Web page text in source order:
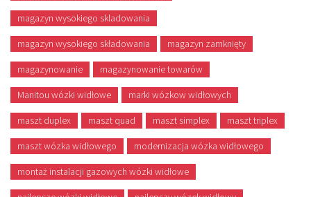
magazyn wysokiego skladowania
magazyn wysokiego składowania magazyn zamknięty
magazynowanie magazynowanie towarów
Manitou wózki widłowe marki wózkow widłowych
maszt duplex maszt quad maszt simplex maszt triplex
maszt wózka widłowego modernizacja wózka widłowego
montaż instalacji gazowych wózki widłowe